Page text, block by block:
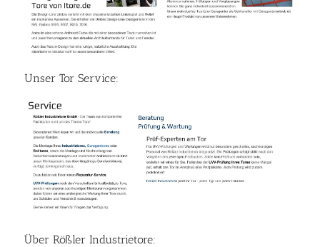
Unser Tor Service:
Über Rößler Industrietore: